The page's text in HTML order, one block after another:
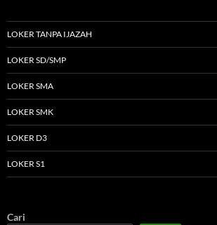
LOKER TANPA IJAZAH
LOKER SD/SMP
LOKER SMA
LOKER SMK
LOKER D3
LOKER S1
Cari